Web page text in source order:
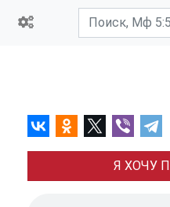
Я ХОЧУ